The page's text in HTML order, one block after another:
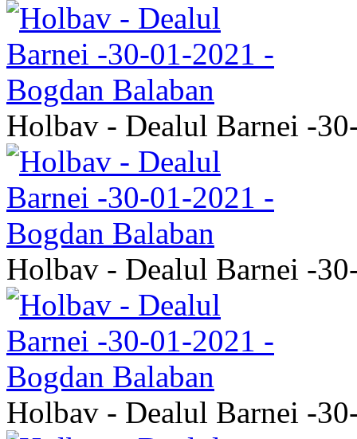
Holbav - Dealul Barnei -
Holbav - Dealul Barnei -
Holbav - Dealul Barnei -